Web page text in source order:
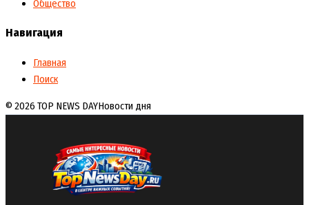
Общество
Навигация
Главная
Поиск
© 2026 TOP NEWS DAYНовости дня